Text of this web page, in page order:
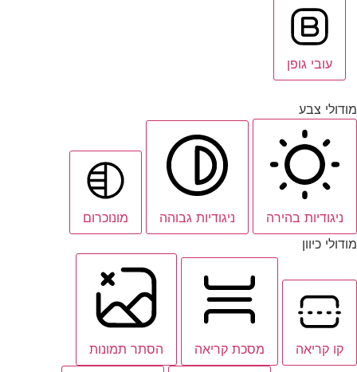
עובי גופן
מודולי צבע
ניגודיות בהירה ניגודיות גבוהה
מונוכרום
מודולי כיוון
קו קריאה מסכת קריאה הסתר תמונות